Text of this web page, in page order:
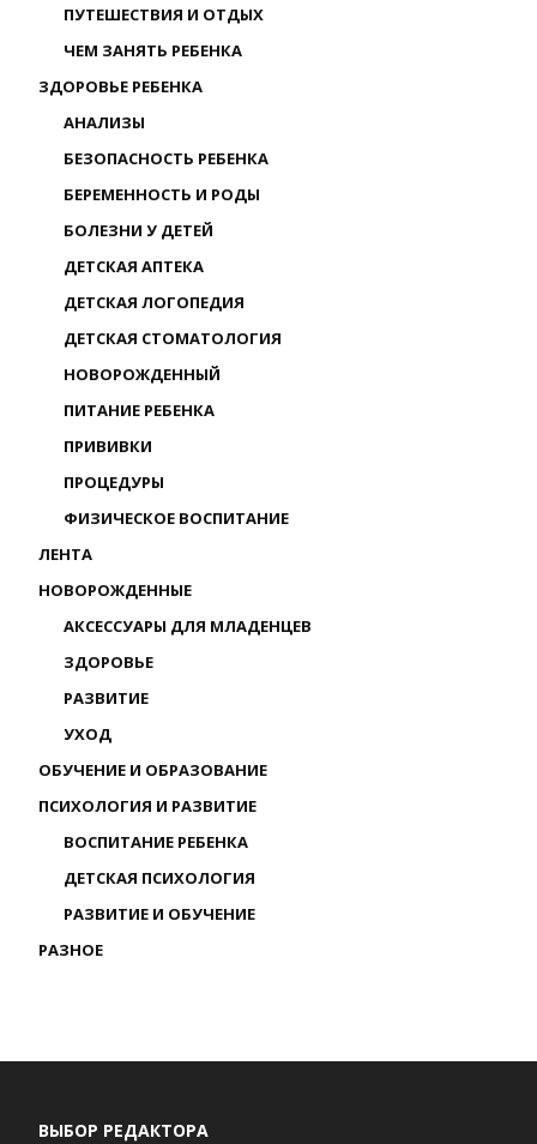
ПУТЕШЕСТВИЯ И ОТДЫХ
ЧЕМ ЗАНЯТЬ РЕБЕНКА
ЗДОРОВЬЕ РЕБЕНКА
АНАЛИЗЫ
БЕЗОПАСНОСТЬ РЕБЕНКА
БЕРЕМЕННОСТЬ И РОДЫ
БОЛЕЗНИ У ДЕТЕЙ
ДЕТСКАЯ АПТЕКА
ДЕТСКАЯ ЛОГОПЕДИЯ
ДЕТСКАЯ СТОМАТОЛОГИЯ
НОВОРОЖДЕННЫЙ
ПИТАНИЕ РЕБЕНКА
ПРИВИВКИ
ПРОЦЕДУРЫ
ФИЗИЧЕСКОЕ ВОСПИТАНИЕ
ЛЕНТА
НОВОРОЖДЕННЫЕ
АКСЕССУАРЫ ДЛЯ МЛАДЕНЦЕВ
ЗДОРОВЬЕ
РАЗВИТИЕ
УХОД
ОБУЧЕНИЕ И ОБРАЗОВАНИЕ
ПСИХОЛОГИЯ И РАЗВИТИЕ
ВОСПИТАНИЕ РЕБЕНКА
ДЕТСКАЯ ПСИХОЛОГИЯ
РАЗВИТИЕ И ОБУЧЕНИЕ
РАЗНОЕ
ВЫБОР РЕДАКТОРА